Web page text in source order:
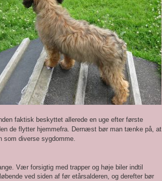
faktisk beskyttet allerede en uge efter første
de flytter hjemmefra. Dernæst bør man tænke på, at
som diverse sygdomme.
Vær forsigtig med trapper og høje biler indtil
ved siden af før etårsalderen, og derefter bør